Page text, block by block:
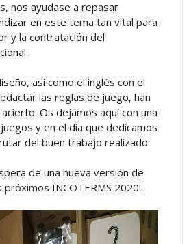
nos ayudase a repasar
en este tema tan vital para
y la contratación del
así como el inglés con el
las reglas de juego, han
Os dejamos aquí con una
y en el día que dedicamos
del buen trabajo realizado.
de una nueva versión de
INCOTERMS 2020!